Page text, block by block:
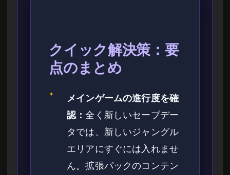
クイック解決策：要
点のまとめ
✦
メインゲームの進行度を確
認：全く新しいセーブデー
タでは、新しいジャングル
エリアにすぐには入れませ
ん。拡張パックのコンテン